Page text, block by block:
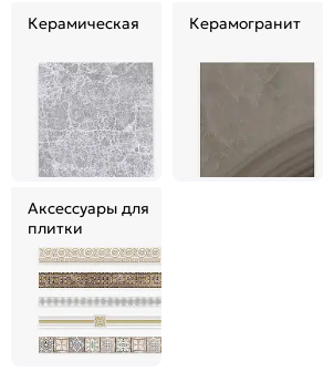
Керамическая Керамогранит
Аксессуары для
плитки